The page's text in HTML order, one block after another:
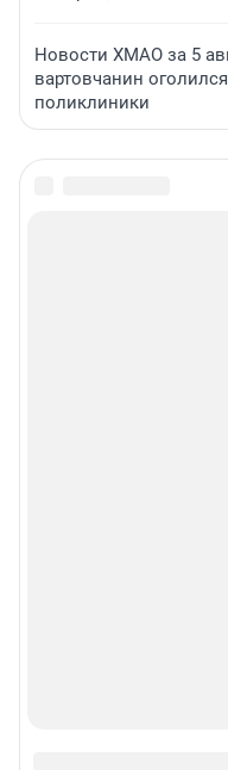
Новости ХМАО за 5
вартовчанин
поликлиники